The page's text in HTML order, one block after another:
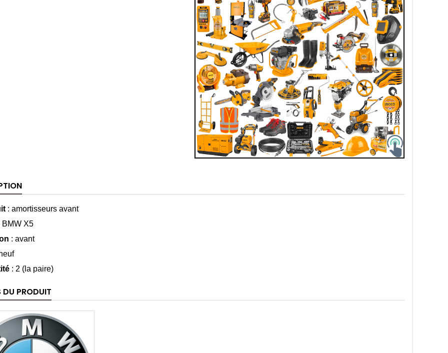
: amortisseurs avant
BMW X5
: avant
: 2 (la paire)
DU PRODUIT